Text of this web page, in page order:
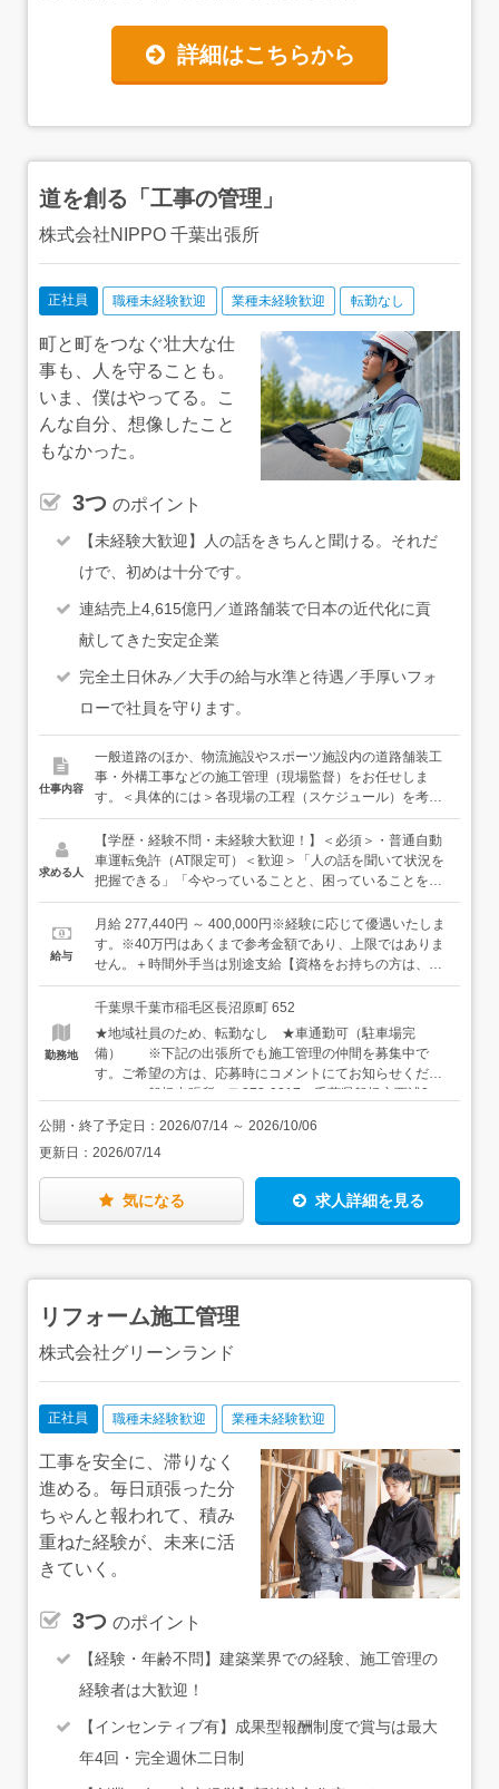
詳細はこちらから
道を創る「工事の管理」
株式会社NIPPO 千葉出張所
正社員 職種未経験歓迎 業種未経験歓迎 転勤なし
町と町をつなぐ壮大な仕
事も、人を守ることも。
いま、僕はやってる。こ
んな自分、想像したこと
もなかった。
3つ のポイント
【未経験大歓迎】人の話をきちんと聞ける。それだ
けで、初めは十分です。
連結売上4,615億円／道路舗装で日本の近代化に貢
献してきた安定企業
完全土日休み／大手の給与水準と待遇／手厚いフォ
ローで社員を守ります。
仕事内容
一般道路のほか、物流施設やスポーツ施設内の道路舗装工
事・外構工事などの施工管理（現場監督）をお任せしま
す。＜具体的には＞各現場の工程（スケジュール）を考え
て、安全に、適切な品質で、施工が進んでいくように、現
場を監督する仕事です。一緒に仕事する職人さんたちに、
状況を聞きながら、工程を入れ替えたりと、スムーズに現
場の作業が進むように、人やモノを動かしていく仕事で
することはありません。＜仕事の流れ＞ヒアリング：工事
に関わる各担当者と打ち合わせをして、必要な要件を整理
します。↓工事計画の立案：予算内で協力会社の職人さんや
作成します。（書類作成は、事務スタッフもサポートしま
す）↓施工管理：必要な作業を職人さんたちに伝えて、工事
を開始。施工から引き渡しまで、工事の品質・原価・安全
がきちんと確保されるように現場を管理します。★常にみ
んながお互いの仕事を把握できるようにしていて、計画段
階で上司や先輩のアドバイスを受けることができるので、
現場で「困った」ということなく仕事が進められます。ま
め、安心して仕事に取り組んでいただけます。＜入社後は
＞OJT研修で、先輩社員と一緒に各現場を回りながら、ま
ずは当社の安全に関するルールを覚えていきます。早い人
で約半年後くらいから少しずつ現場をお任せしていきます
寧にフォローする風土があるので安心してください。じっ
す。★土木施工管理技士（1級・2級）、1級舗装施工管理
す。取得後は資格手当があるので、月々の給与もUPしま
す。
求める人
【学歴・経験不問・未経験大歓迎！】＜必須＞・普通自動
車運転免許（AT限定可）＜歓迎＞「人の話を聞いて状況を
把握できる」「今やっていることと、困っていることを伝
えられる」このスキルのいずれか1つでもお持ちの方、大
歓迎です。これができる方は施工管理としてきっと才能を
開花できますし、情報共有がスムーズにできるので仲間同
士で助け合うこともできます。当社の仕事にピッタリだと
管理技士・1級舗装施工管理技術者・RCCM、技術士の資
もちろん大歓迎ですが、まったくの未経験も本当に大歓
迎。長年培ってきた育成体制とサポート体制でしっかり支
えていくので、ご安心ください。★千葉出張所には施工管
理が10名以上います。女性の施工管理もいて、女性用のお
手洗いや更衣室も現場に用意。一人ひとりの働き方を考え
す。
給与
月給 277,440円 ～ 400,000円※経験に応じて優遇いたしま
す。※40万円はあくまで参考金額であり、上限ではありま
せん。＋時間外手当は別途支給【資格をお持ちの方は、手
当が付きます】・1級土木施工管理技士：10,000円／月・1
級舗装施工管理技士、2級土木施工管理技士：5,000円／月
※資格は、入社後に会社の全額支援で取得することもでき
ます！【モデル年収例】年収約600万円／入社5年目（未経
験入社）年収約750万円／入社5年目（入社前に経験5年あ
り）
勤務地
千葉県千葉市稲毛区長沼原町 652
★地域社員のため、転勤なし ★車通勤可（駐車場完
備） ※下記の出張所でも施工管理の仲間を募集中で
す。ご希望の方は、応募時にコメントにてお知らせくださ
い。 ・船橋出張所：〒273-0017 千葉県船橋市西浦2-
982 ・成田出張所：〒286-0121 千葉県成田市駒井野
1706-1 ・松戸出張所：〒271-0052 千葉県松戸市新作
1165
公開・終了予定日： 2026/07/14 ～ 2026/10/06
更新日： 2026/07/14
気になる 求人詳細を見る
リフォーム施工管理
株式会社グリーンランド
正社員 職種未経験歓迎 業種未経験歓迎
工事を安全に、滞りなく
進める。毎日頑張った分
ちゃんと報われて、積み
重ねた経験が、未来に活
きていく。
3つ のポイント
【経験・年齢不問】建築業界での経験、施工管理の
経験者は大歓迎！
【インセンティブ有】成果型報酬制度で賞与は最大
年4回・完全週休二日制